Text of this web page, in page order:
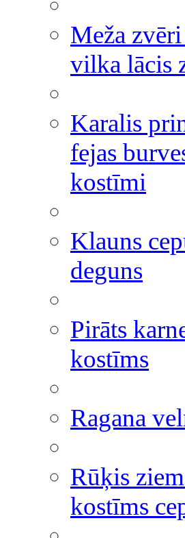
Meža
vilka lācis
Karalis
fejas
kostīmi
Klauns
deguns
Pirāts
kostīms
Ragana
Rūķis
kostīms